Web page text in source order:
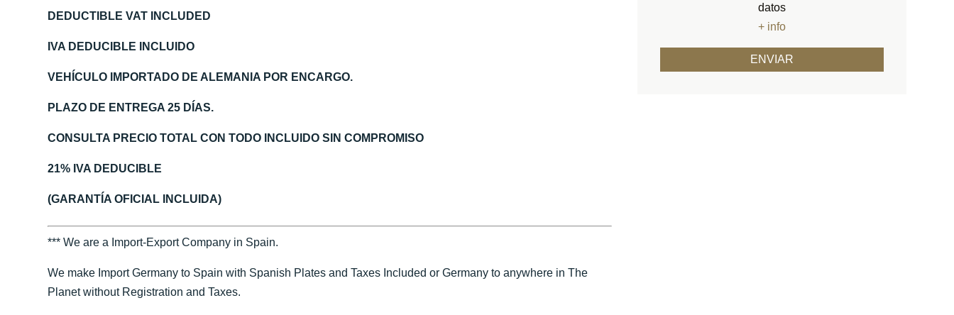
DEDUCTIBLE VAT INCLUDED
IVA DEDUCIBLE INCLUIDO
VEHÍCULO IMPORTADO DE ALEMANIA POR ENCARGO.
PLAZO DE ENTREGA 25 DÍAS.
CONSULTA PRECIO TOTAL CON TODO INCLUIDO SIN COMPROMISO
21% IVA DEDUCIBLE
(GARANTÍA OFICIAL INCLUIDA)
*** We are a Import-Export Company in Spain.
We make Import Germany to Spain with Spanish Plates and Taxes Included or Germany to anywhere in The
Planet without Registration and Taxes.
datos
+ info